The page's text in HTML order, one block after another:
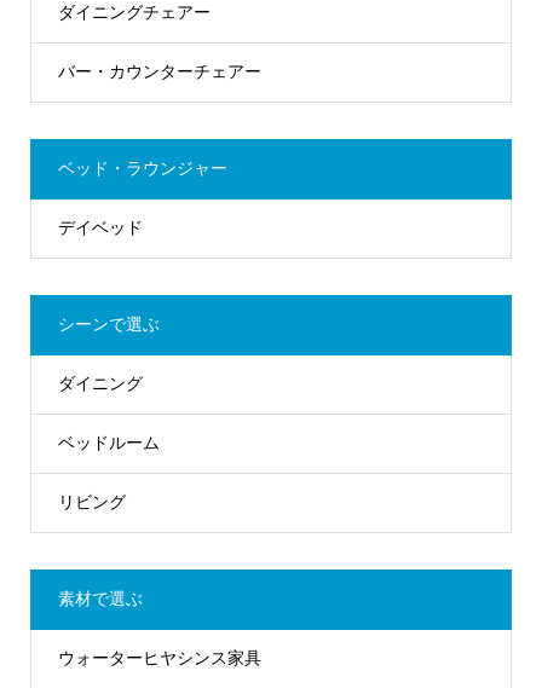
ダイニングチェアー
バー・カウンターチェアー
ベッド・ラウンジャー
デイベッド
シーンで選ぶ
ダイニング
ベッドルーム
リビング
素材で選ぶ
ウォーターヒヤシンス家具